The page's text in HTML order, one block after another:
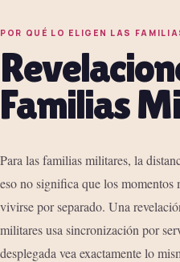
POR QUÉ LO ELIGEN LAS
Familias
Para las familias militares, la
eso no significa que los momentos
vivirse por separado. Una
militares usa sincronización por
desplegada vea exactamente lo